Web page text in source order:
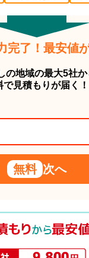
完了！最安値
の地域の最大5社か
で見積もりが届く！
無料 次へ